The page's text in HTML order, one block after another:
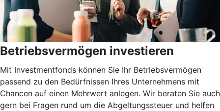
Betriebsvermögen investieren
Mit Investmentfonds können Sie Ihr Betriebsvermögen
passend zu den Bedürfnissen Ihres Unternehmens mit
Chancen auf einen Mehrwert anlegen. Wir beraten Sie auch
gern bei Fragen rund um die Abgeltungssteuer und helfen